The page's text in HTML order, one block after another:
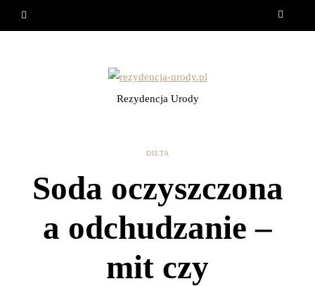
Rezydencja Urody
DIETA
Soda oczyszczona
a odchudzanie –
mit czy